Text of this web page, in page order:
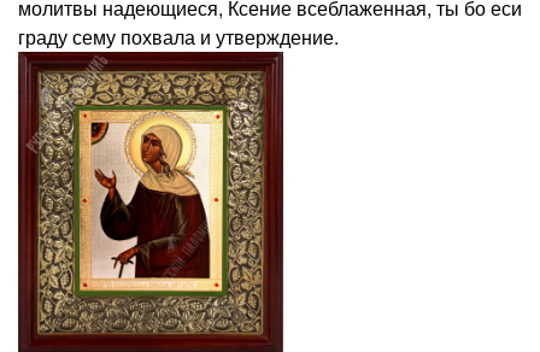
молитвы надеющиеся, Ксение всеблаженная, ты бо еси
граду сему похвала и утверждение.